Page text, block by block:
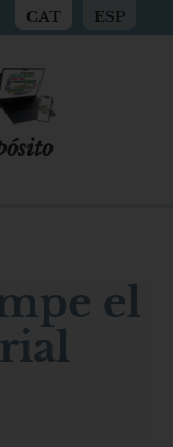
CAT ESP
el